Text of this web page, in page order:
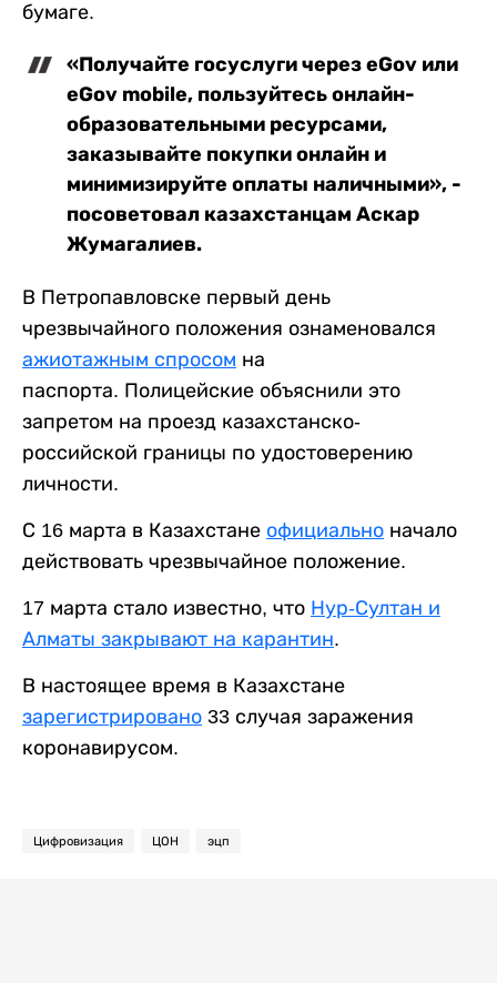
бумаге.
«Получайте госуслуги через eGov или
eGov mobile, пользуйтесь онлайн-
образовательными ресурсами,
заказывайте покупки онлайн и
минимизируйте оплаты наличными», -
посоветовал казахстанцам Аскар
Жумагалиев.
В Петропавловске первый день
чрезвычайного положения ознаменовался
ажиотажным спросом на
паспорта. Полицейские объяснили это
запретом на проезд казахстанско-
российской границы по удостоверению
личности.
С 16 марта в Казахстане официально начало
действовать чрезвычайное положение.
17 марта стало известно, что Нур-Султан и
Алматы закрывают на карантин.
В настоящее время в Казахстане
зарегистрировано 33 случая заражения
коронавирусом.
Цифровизация ЦОН эцп